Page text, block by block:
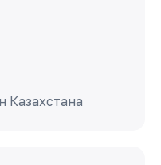
Казахстана